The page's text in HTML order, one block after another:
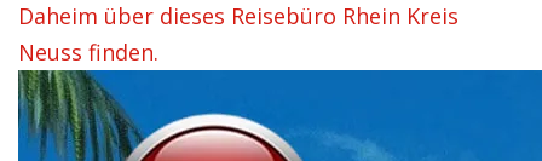
Daheim über dieses Reisebüro Rhein Kreis
Neuss finden.